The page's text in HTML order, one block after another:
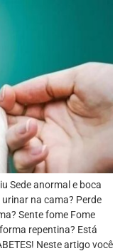
Sede anormal e boca
na cama? Perde
Sente fome Fome
repentina? Está
Neste artigo você